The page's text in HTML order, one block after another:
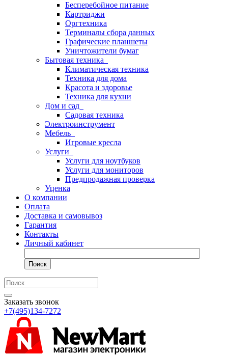
Бесперебойное питание
Картриджи
Оргтехника
Терминалы сбора данных
Графические планшеты
Уничтожители бумаг
Бытовая техника
Климатическая техника
Техника для дома
Красота и здоровье
Техника для кухни
Дом и сад
Садовая техника
Электроинструмент
Мебель
Игровые кресла
Услуги
Услуги для ноутбуков
Услуги для мониторов
Предпродажная проверка
Уценка
О компании
Оплата
Доставка и самовывоз
Гарантия
Контакты
Личный кабинет
Поиск
Заказать звонок
+7(495)134-7272